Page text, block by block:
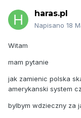
haras.pl
Napisano 18
Witam
mam pytanie
jak zamienic polska
amerykanski system
bylbym wdzieczny za